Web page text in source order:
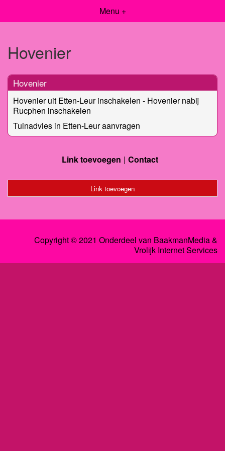
Menu +
Hovenier
Hovenier
Hovenier uit Etten-Leur inschakelen - Hovenier nabij
Rucphen inschakelen
Tuinadvies in Etten-Leur aanvragen
Link toevoegen Contact
Link toevoegen
Copyright © 2021 Onderdeel van BaakmanMedia&
Vrolijk Internet Services